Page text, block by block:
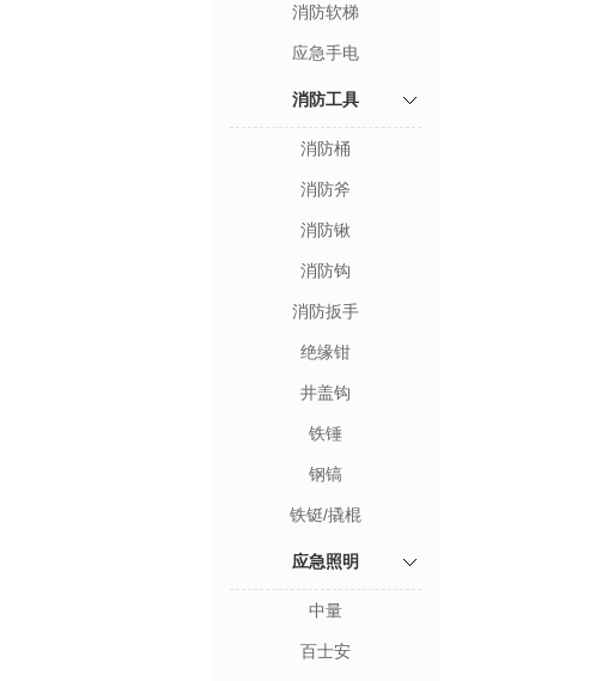
消防软梯
应急手电
消防工具
消防桶
消防斧
消防锹
消防钩
消防扳手
绝缘钳
井盖钩
铁锤
钢镐
铁铤/撬棍
应急照明
中量
百士安